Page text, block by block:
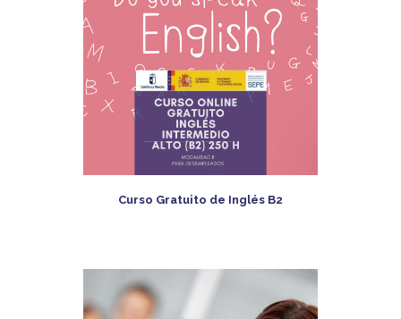
Curso Gratuito de Inglés B2